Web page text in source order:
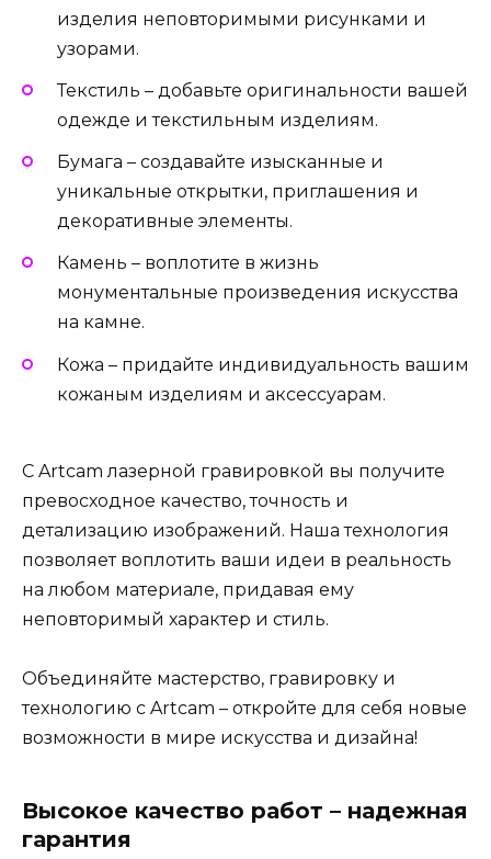
изделия неповторимыми рисунками и
узорами.
Текстиль – добавьте оригинальности вашей
одежде и текстильным изделиям.
Бумага – создавайте изысканные и
уникальные открытки, приглашения и
декоративные элементы.
Камень – воплотите в жизнь
монументальные произведения искусства
на камне.
Кожа – придайте индивидуальность вашим
кожаным изделиям и аксессуарам.
С Artcam лазерной гравировкой вы получите
превосходное качество, точность и
детализацию изображений. Наша технология
позволяет воплотить ваши идеи в реальность
на любом материале, придавая ему
неповторимый характер и стиль.
Объединяйте мастерство, гравировку и
технологию с Artcam – откройте для себя новые
возможности в мире искусства и дизайна!
Высокое качество работ – надежная
гарантия